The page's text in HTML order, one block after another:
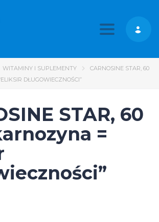
Toggle
WITAMINY I SUPLEMENTY
CARNOSINE STAR, 60
DŁUGOWIECZNOŚCI”
STAR, 60
=